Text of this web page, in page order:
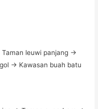
leuwi panjang ->
-> Kawasan buah batu